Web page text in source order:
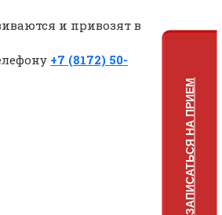
и привозят в
+7 (8172) 50-
ЗАПИСАТЬСЯ НА ПРИЕМ